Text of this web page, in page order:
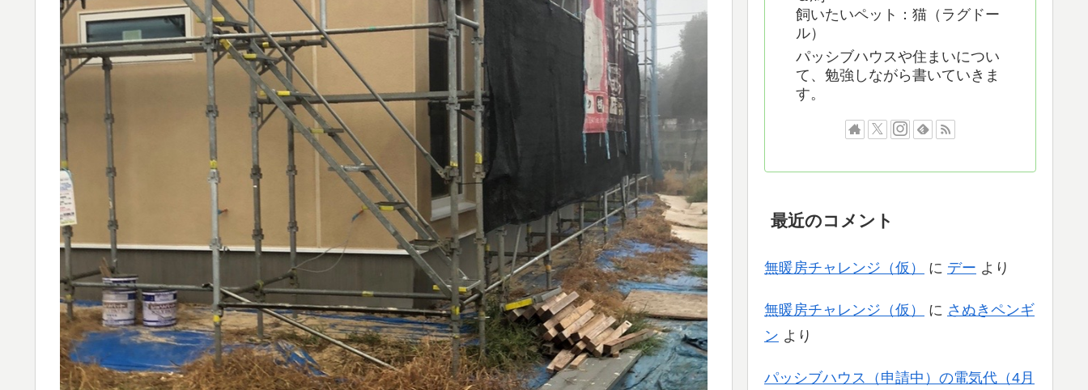
飼いたいペット：猫（ラグドー
ル）
パッシブハウスや住まいについ
て、勉強しながら書いていきま
す。
最近のコメント
無暖房チャレンジ（仮） に デー より
無暖房チャレンジ（仮） に さぬきペンギ
ン より
パッシブハウス（申請中）の電気代（4月